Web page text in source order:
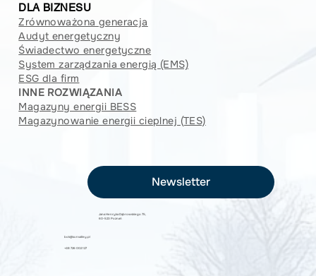
DLA BIZNESU
Zrównoważona generacja
Audyt energetyczny
Świadectwo energetyczne
System zarządzania energią (EMS)
ESG dla firm
INNE ROZWIĄZANIA
Magazyny energii BESS
Magazynowanie energii cieplnej (TES)
Newsletter
Jana Henryka Dąbrowskiego 75,
60-523 Poznań
bok@sunvalley.pl
+48 726 002 127